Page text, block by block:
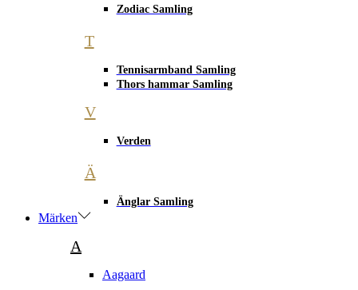
Zodiac Samling
T
Tennisarmband Samling
Thors hammar Samling
V
Verden
Ä
Änglar Samling
Märken
A
Aagaard